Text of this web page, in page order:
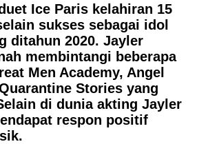
Ice Paris kelahiran 15
sukses sebagai idol
ditahun 2020. Jayler
membintangi beberapa
Men Academy, Angel
Stories yang
di dunia akting Jayler
respon positif